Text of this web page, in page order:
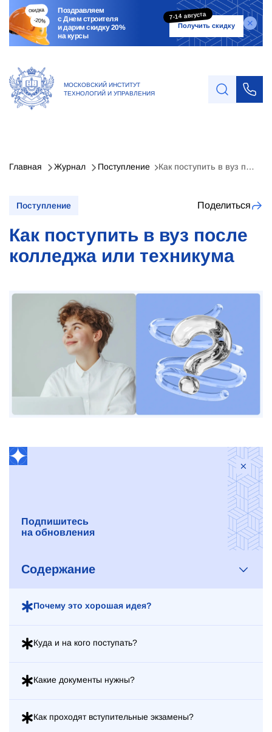
Поздравляем
с Днем строителя
и дарим скидку 20%
на курсы
7-14 августа
Получить скидку
МОСКОВСКИЙ ИНСТИТУТ
ТЕХНОЛОГИЙ И УПРАВЛЕНИЯ
Главная Журнал Поступление Как поступить в вуз после колледжа или техникума
Поступление Поделиться
Как поступить в вуз после
колледжа или техникума
Подпишитесь
на обновления
Содержание
Почему это хорошая идея?
Куда и на кого поступать?
Какие документы нужны?
Как проходят вступительные экзамены?